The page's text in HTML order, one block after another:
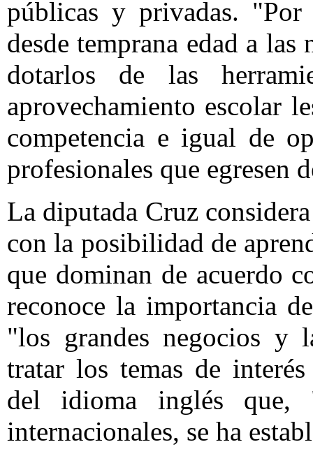
públicas y privadas. "Por
desde temprana edad a
dotarlos de las
aprovechamiento escolar
competencia e igual de
profesionales que egresen
La diputada Cruz
con la posibilidad de
que dominan de acuerdo
reconoce la importancia
"los grandes negocios y
tratar los temas de
del idioma inglés que,
internacionales, se ha